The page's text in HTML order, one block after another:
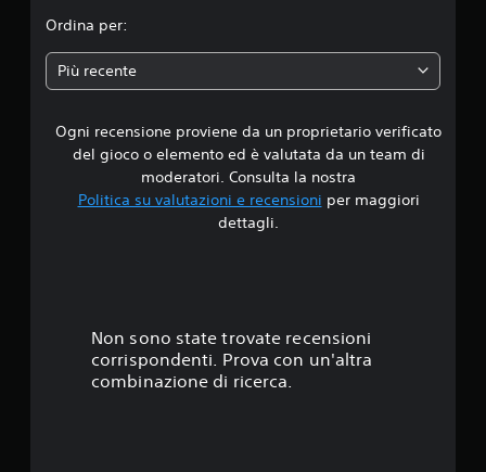
a
d
i
.
Ordina per:
Più recente
Ogni recensione proviene da un proprietario verificato
del gioco o elemento ed è valutata da un team di
moderatori. Consulta la nostra
Politica su valutazioni e recensioni per maggiori
dettagli.
Non sono state trovate recensioni
corrispondenti. Prova con un'altra
combinazione di ricerca.